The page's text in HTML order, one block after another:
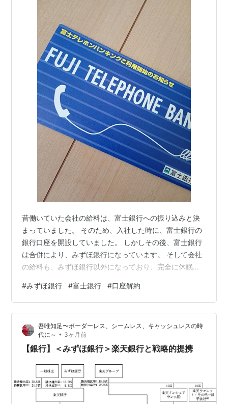
昔働いていた会社の給料は、富士銀行への振り込みと決
まっていました。 そのため、入社した時に、富士銀行の
銀行口座を開設していました。 しかしその後、富士銀行
は合併により、みずほ銀行になっています。 そして会社
の給料も、みずほ銀行以外になっており、完全に休眠口
のもアレなので、解約することにしました。 （銀行によ
っては、休眠口座に対して利用料がかかるようですが、
みずほ銀行はかかっていませんでした） といっても、み
ずほ銀行も店舗が少なくなっており、近くに店舗はあり
ません。 ということで、ネットで解約を試みました。 先
ず、ネットて解約するにはいくつかの…
#みずほ銀行 #富士銀行 #口座解約
吾唯知足〜ボーダーレス、シームレス、キャッシュレスの時
代に～ • 3ヶ月前
【銀行】＜みずほ銀行＞楽天銀行と戦略的提携